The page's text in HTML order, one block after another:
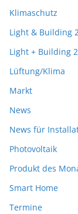
Klimaschutz
Light & Building
Light + Building
Lüftung/Klima
Markt
News
News für
Photovoltaik
Produkt des
Smart Home
Termine